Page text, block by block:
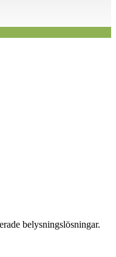
belysningslösningar.